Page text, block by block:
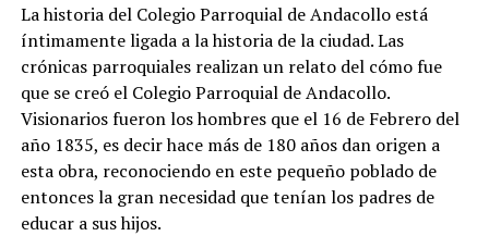
La historia del Colegio Parroquial de Andacollo está
íntimamente ligada a la historia de la ciudad. Las
crónicas parroquiales realizan un relato del cómo fue
que se creó el Colegio Parroquial de Andacollo.
Visionarios fueron los hombres que el 16 de Febrero del
año 1835, es decir hace más de 180 años dan origen a
esta obra, reconociendo en este pequeño poblado de
entonces la gran necesidad que tenían los padres de
educar a sus hijos.